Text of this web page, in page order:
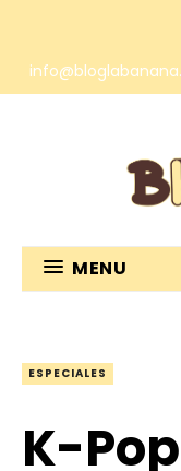
MENU
ESPECIALES
K-